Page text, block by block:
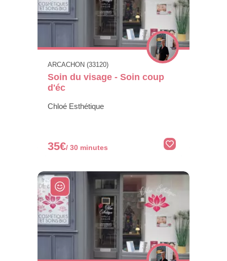
ARCACHON (33120)
Soin du visage - Soin coup
d'éc
Chloé Esthétique
35€/ 30 minutes